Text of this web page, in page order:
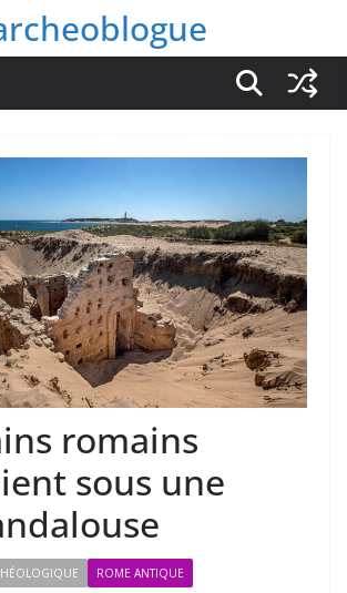
romains
sous une
ROME ANTIQUE